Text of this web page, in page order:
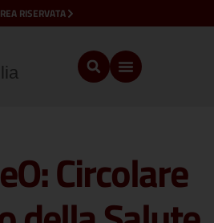
RISERVATA
Circolare